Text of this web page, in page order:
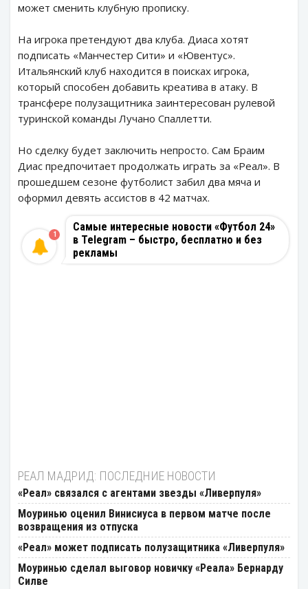
может сменить клубную прописку.
На игрока претендуют два клуба. Диаса хотят
подписать «Манчестер Сити» и «Ювентус».
Итальянский клуб находится в поисках игрока,
который способен добавить креатива в атаку. В
трансфере полузащитника заинтересован рулевой
туринской команды Лучано Спаллетти.
Но сделку будет заключить непросто. Сам Браим
Диас предпочитает продолжать играть за «Реал». В
прошедшем сезоне футболист забил два мяча и
оформил девять ассистов в 42 матчах.
Самые интересные новости «Футбол 24»
в Telegram – быстро, бесплатно и без
рекламы
1
РЕАЛ МАДРИД: ПОСЛЕДНИЕ НОВОСТИ
«Реал» связался с агентами звезды «Ливерпуля»
Моуринью оценил Винисиуса в первом матче после
возвращения из отпуска
«Реал» может подписать полузащитника «Ливерпуля»
Моуринью сделал выговор новичку «Реала» Бернарду
Силве